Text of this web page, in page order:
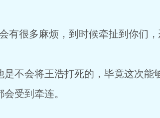
有很多麻烦，到时候牵扯到你们
不会将王浩打死的，毕竟这次能
受到牵连。